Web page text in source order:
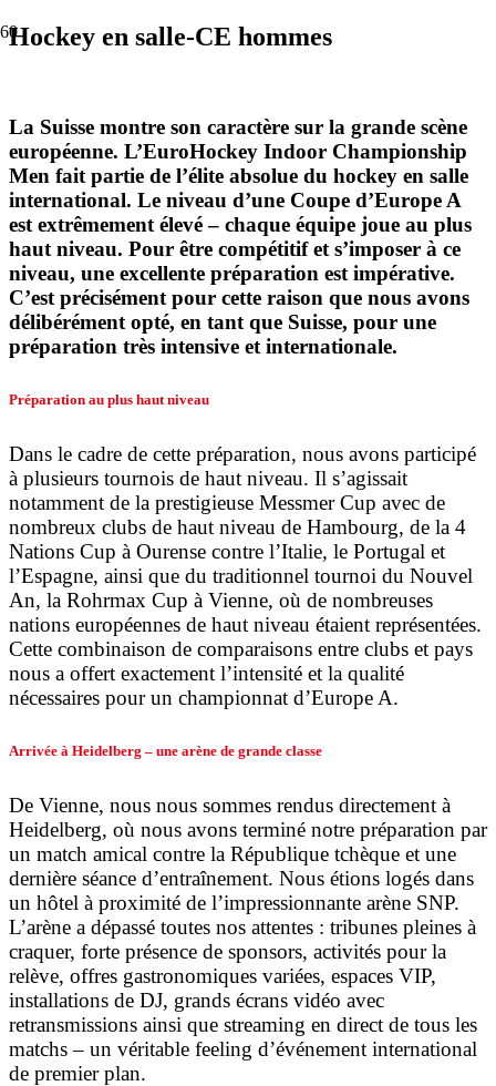
Hockey en salle-CE hommes
La Suisse montre son caractère sur la grande scène
européenne. L’EuroHockey Indoor Championship
Men fait partie de l’élite absolue du hockey en salle
international. Le niveau d’une Coupe d’Europe A
est extrêmement élevé – chaque équipe joue au plus
haut niveau. Pour être compétitif et s’imposer à ce
niveau, une excellente préparation est impérative.
C’est précisément pour cette raison que nous avons
délibérément opté, en tant que Suisse, pour une
préparation très intensive et internationale.
Préparation au plus haut niveau
Dans le cadre de cette préparation, nous avons participé
à plusieurs tournois de haut niveau. Il s’agissait
notamment de la prestigieuse Messmer Cup avec de
nombreux clubs de haut niveau de Hambourg, de la 4
Nations Cup à Ourense contre l’Italie, le Portugal et
l’Espagne, ainsi que du traditionnel tournoi du Nouvel
An, la Rohrmax Cup à Vienne, où de nombreuses
nations européennes de haut niveau étaient représentées.
Cette combinaison de comparaisons entre clubs et pays
nous a offert exactement l’intensité et la qualité
nécessaires pour un championnat d’Europe A.
Arrivée à Heidelberg – une arène de grande classe
De Vienne, nous nous sommes rendus directement à
Heidelberg, où nous avons terminé notre préparation par
un match amical contre la République tchèque et une
dernière séance d’entraînement. Nous étions logés dans
un hôtel à proximité de l’impressionnante arène SNP.
L’arène a dépassé toutes nos attentes : tribunes pleines à
craquer, forte présence de sponsors, activités pour la
relève, offres gastronomiques variées, espaces VIP,
installations de DJ, grands écrans vidéo avec
retransmissions ainsi que streaming en direct de tous les
matchs – un véritable feeling d’événement international
de premier plan.